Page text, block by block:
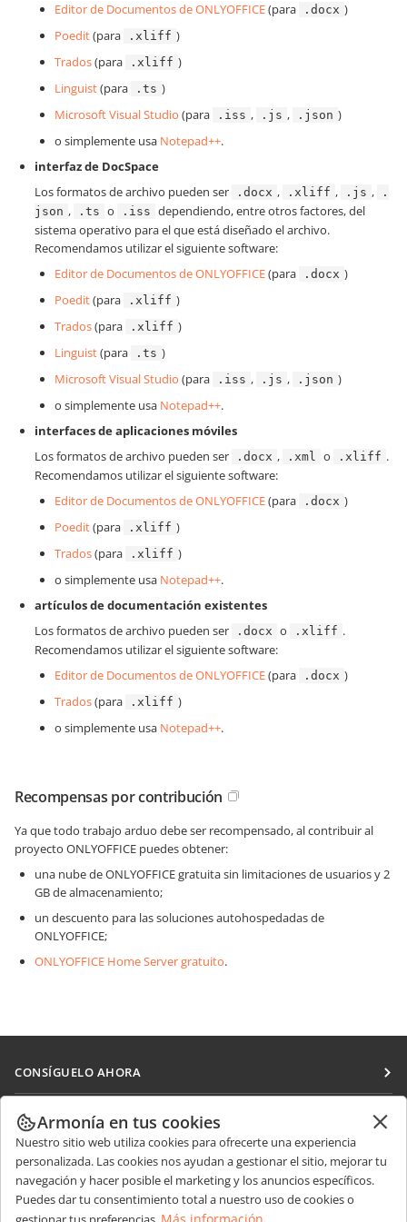
Editor de Documentos de ONLYOFFICE(para .docx )
Poedit(para .xliff )
Trados(para .xliff )
Linguist(para .ts )
Microsoft Visual Studio (para .iss , .js , .json )
o simplemente usa Notepad++.
interfaz de DocSpace
Los formatos de archivo pueden ser
.docx , .xliff , .js ,
.
json , .ts o .iss dependiendo, entre otros factores, del
sistema operativo para el que está diseñado el archivo.
Recomendamos utilizar el siguiente software:
Editor de Documentos de ONLYOFFICE(para .docx )
Poedit(para .xliff )
Trados(para .xliff )
Linguist(para .ts )
Microsoft Visual Studio (para .iss , .js , .json )
o simplemente usa Notepad++.
interfaces de aplicaciones móviles
Los formatos de archivo pueden ser
.docx , .xml o .xliff .
Recomendamos utilizar el siguiente software:
Editor de Documentos de ONLYOFFICE(para .docx )
Poedit(para .xliff )
Trados(para .xliff )
o simplemente usa Notepad++.
artículos de documentación existentes
Los formatos de archivo pueden ser
.docx o .xliff .
Recomendamos utilizar el siguiente software:
Editor de Documentos de ONLYOFFICE(para .docx )
Trados(para .xliff )
o simplemente usa Notepad++.
Recompensas por contribución
Ya que todo trabajo arduo debe ser recompensado, al contribuir al
proyecto ONLYOFFICE puedes obtener:
una nube de ONLYOFFICE gratuita sin limitaciones de usuarios y 2
GB de almacenamiento;
un descuento para las soluciones autohospedadas de
ONLYOFFICE;
ONLYOFFICE Home Server gratuito.
CONSÍGUELO AHORA
Docs
DocSpace
Workspace
Conectores
COLABORAR
Para colaboradores
Para traductores
Para influencers
RECIBIR NOTICIAS
Blog
OBTENER AYUDA
Armonía en tus cookies
Nuestro sitio web utiliza cookies para ofrecerte una experiencia
personalizada. Las cookies nos ayudan a gestionar el sitio, mejorar tu
navegación y hacer posible el marketing y los anuncios específicos.
Puedes dar tu consentimiento total a nuestro uso de cookies o